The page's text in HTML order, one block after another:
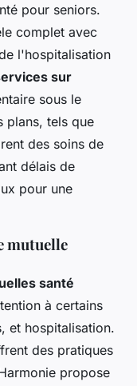
pour seniors.
complet avec
l'hospitalisation
sur
sous le
plans, tels que
des soins de
délais de
pour une
mutuelle
santé
à certains
et hospitalisation.
des pratiques
propose